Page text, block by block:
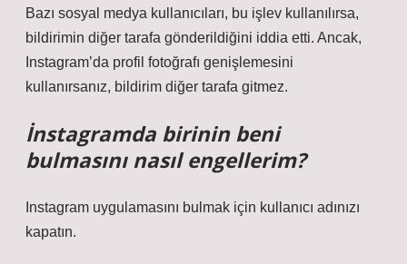
Bazı sosyal medya kullanıcıları, bu işlev kullanılırsa,
bildirimin diğer tarafa gönderildiğini iddia etti. Ancak,
Instagram’da profil fotoğrafı genişlemesini
kullanırsanız, bildirim diğer tarafa gitmez.
İnstagramda birinin beni
bulmasını nasıl engellerim?
Instagram uygulamasını bulmak için kullanıcı adınızı
kapatın.